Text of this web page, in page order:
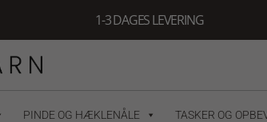
1-3 DAGES LEVERING
PINDE OG HÆKLENÅLE TASKER OG